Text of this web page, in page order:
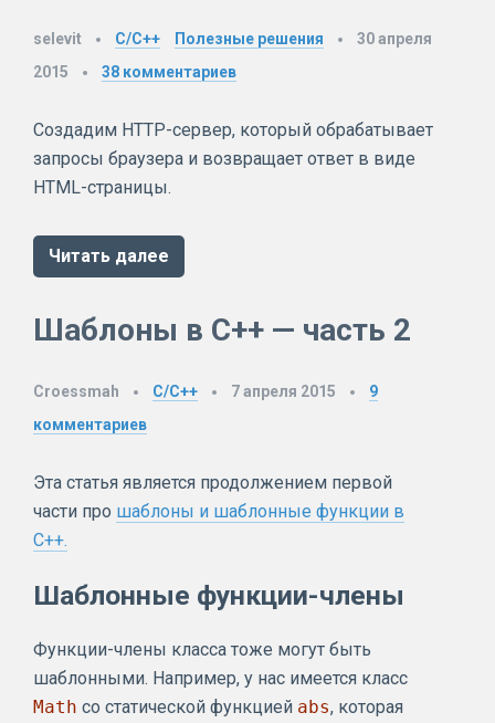
selevit C/C++ Полезные решения
30 апреля
2015
38 комментариев
Создадим HTTP-сервер, который обрабатывает
запросы браузера и возвращает ответ в виде
HTML-страницы.
Читать далее
Шаблоны в C++ — часть 2
Croessmah C/C++ 7 апреля 2015
9
комментариев
Эта статья является продолжением первой
части про шаблоны и шаблонные функции в
C++.
Шаблонные функции-члены
Функции-члены класса тоже могут быть
шаблонными. Например, у нас имеется класс
Math со статической функцией abs, которая